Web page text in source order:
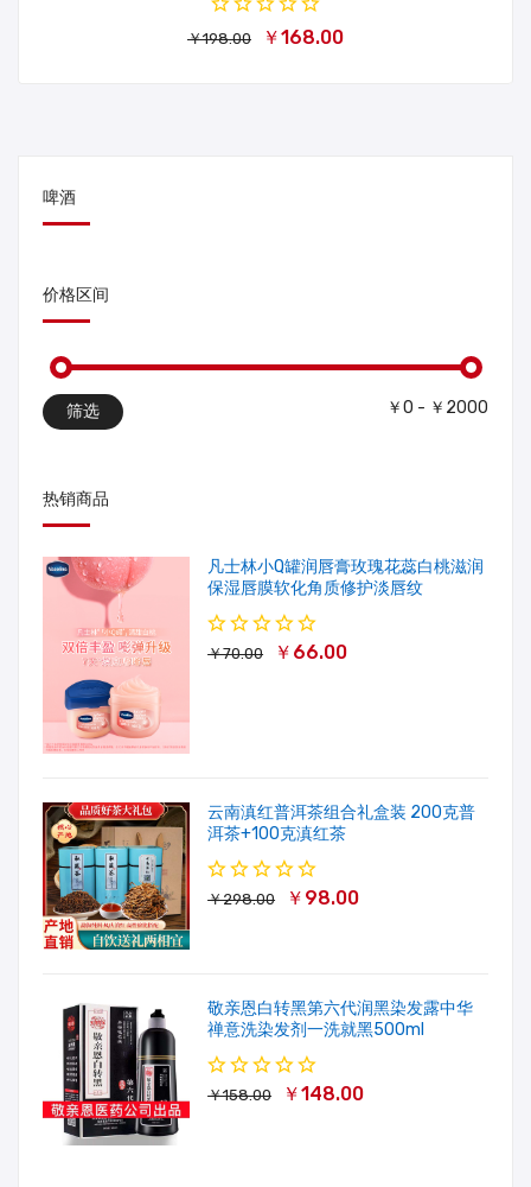
￥198.00 ￥168.00
啤酒
价格区间
筛选 ￥0 - ￥2000
热销商品
凡士林小Q罐润唇膏玫瑰花蕊白桃滋润
保湿唇膜软化角质修护淡唇纹
￥70.00 ￥66.00
云南滇红普洱茶组合礼盒装 200克普
洱茶+100克滇红茶
￥298.00 ￥98.00
敬亲恩白转黑第六代润黑染发露中华
禅意洗染发剂一洗就黑500ml
￥158.00 ￥148.00